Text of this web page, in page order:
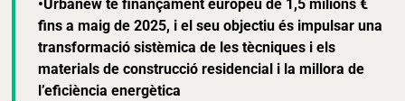
•Urbanew té finançament europeu de 1,5 milions €
fins a maig de 2025, i el seu objectiu és impulsar una
transformació sistèmica de les tècniques i els
materials de construcció residencial i la millora de
l’eficiència energètica